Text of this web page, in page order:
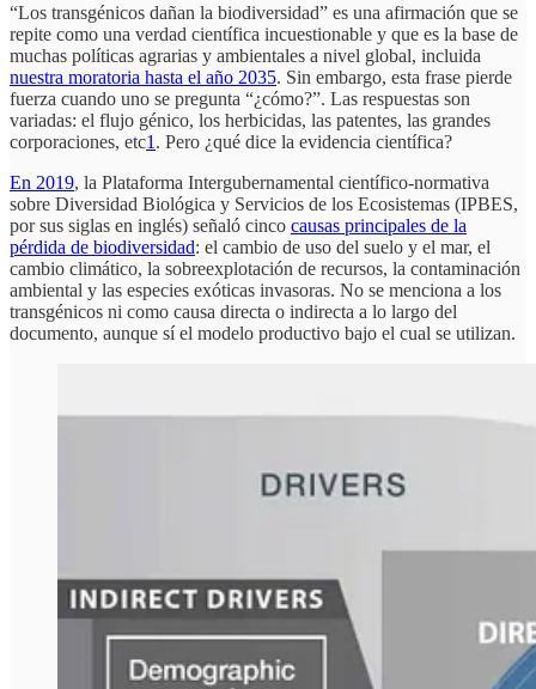
“Los transgénicos dañan la biodiversidad” es una afirmación que se
repite como una verdad científica incuestionable y que es la base de
muchas políticas agrarias y ambientales a nivel global, incluida
nuestra moratoria hasta el año 2035. Sin embargo, esta frase pierde
fuerza cuando uno se pregunta “¿cómo?”. Las respuestas son
variadas: el flujo génico, los herbicidas, las patentes, las grandes
corporaciones, etc1 . Pero ¿qué dice la evidencia científica?
En 2019, la Plataforma Intergubernamental científico-normativa
sobre Diversidad Biológica y Servicios de los Ecosistemas (IPBES,
por sus siglas en inglés) señaló cinco causas principales de la
pérdida de biodiversidad: el cambio de uso del suelo y el mar, el
cambio climático, la sobreexplotación de recursos, la contaminación
ambiental y las especies exóticas invasoras. No se menciona a los
transgénicos ni como causa directa o indirecta a lo largo del
documento, aunque sí el modelo productivo bajo el cual se utilizan.